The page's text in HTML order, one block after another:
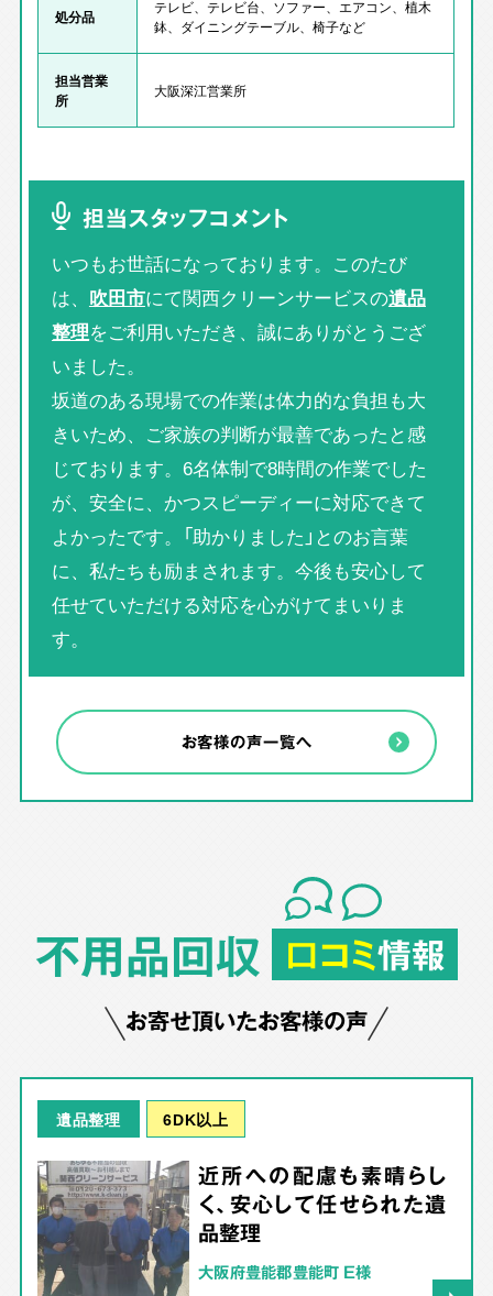
処分品
テレビ、テレビ台、ソファー、エアコン、植木
鉢、ダイニングテーブル、椅子など
担当営業
所
大阪深江営業所
担当スタッフコメント
いつもお世話になっております。このたび
は、 吹田市にて関西クリーンサービスの遺品
整理をご利用いただき、誠にありがとうござ
いました。
坂道のある現場での作業は体力的な負担も大
きいため、ご家族の判断が最善であったと感
じております。6名体制で8時間の作業でした
が、安全に、かつスピーディーに対応できて
よかったです。「助かりました」とのお言葉
に、私たちも励まされます。今後も安心して
任せていただける対応を心がけてまいりま
す。
お客様の声一覧へ
不用品回収 口コミ情報
お寄せ頂いたお客様の声
遺品整理 6DK以上
近所への配慮も素晴らし
く、安心して任せられた遺
品整理
大阪府豊能郡豊能町 E様